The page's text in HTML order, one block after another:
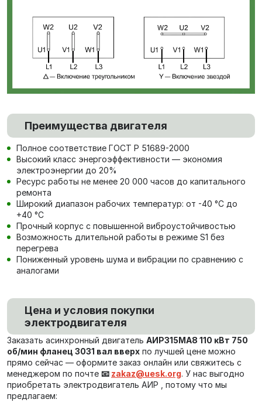
Преимущества двигателя
Полное соответствие ГОСТ Р 51689-2000
Высокий класс энергоэффективности — экономия
электроэнергии до 20%
Ресурс работы не менее 20 000 часов до капитального
ремонта
Широкий диапазон рабочих температур: от -40 °C до
+40 °C
Прочный корпус с повышенной виброустойчивостью
Возможность длительной работы в режиме S1 без
перегрева
Пониженный уровень шума и вибрации по сравнению с
аналогами
Цена и условия покупки
электродвигателя
Заказать асинхронный двигатель АИР315МА8 110 кВт 750
об/мин фланец 3031 вал вверх по лучшей цене можно
прямо сейчас — оформите заказ онлайн или свяжитесь с
менеджером по почте 📧 zakaz@uesk.org. У нас выгодно
приобретать электродвигатель АИР , потому что мы
предлагаем: